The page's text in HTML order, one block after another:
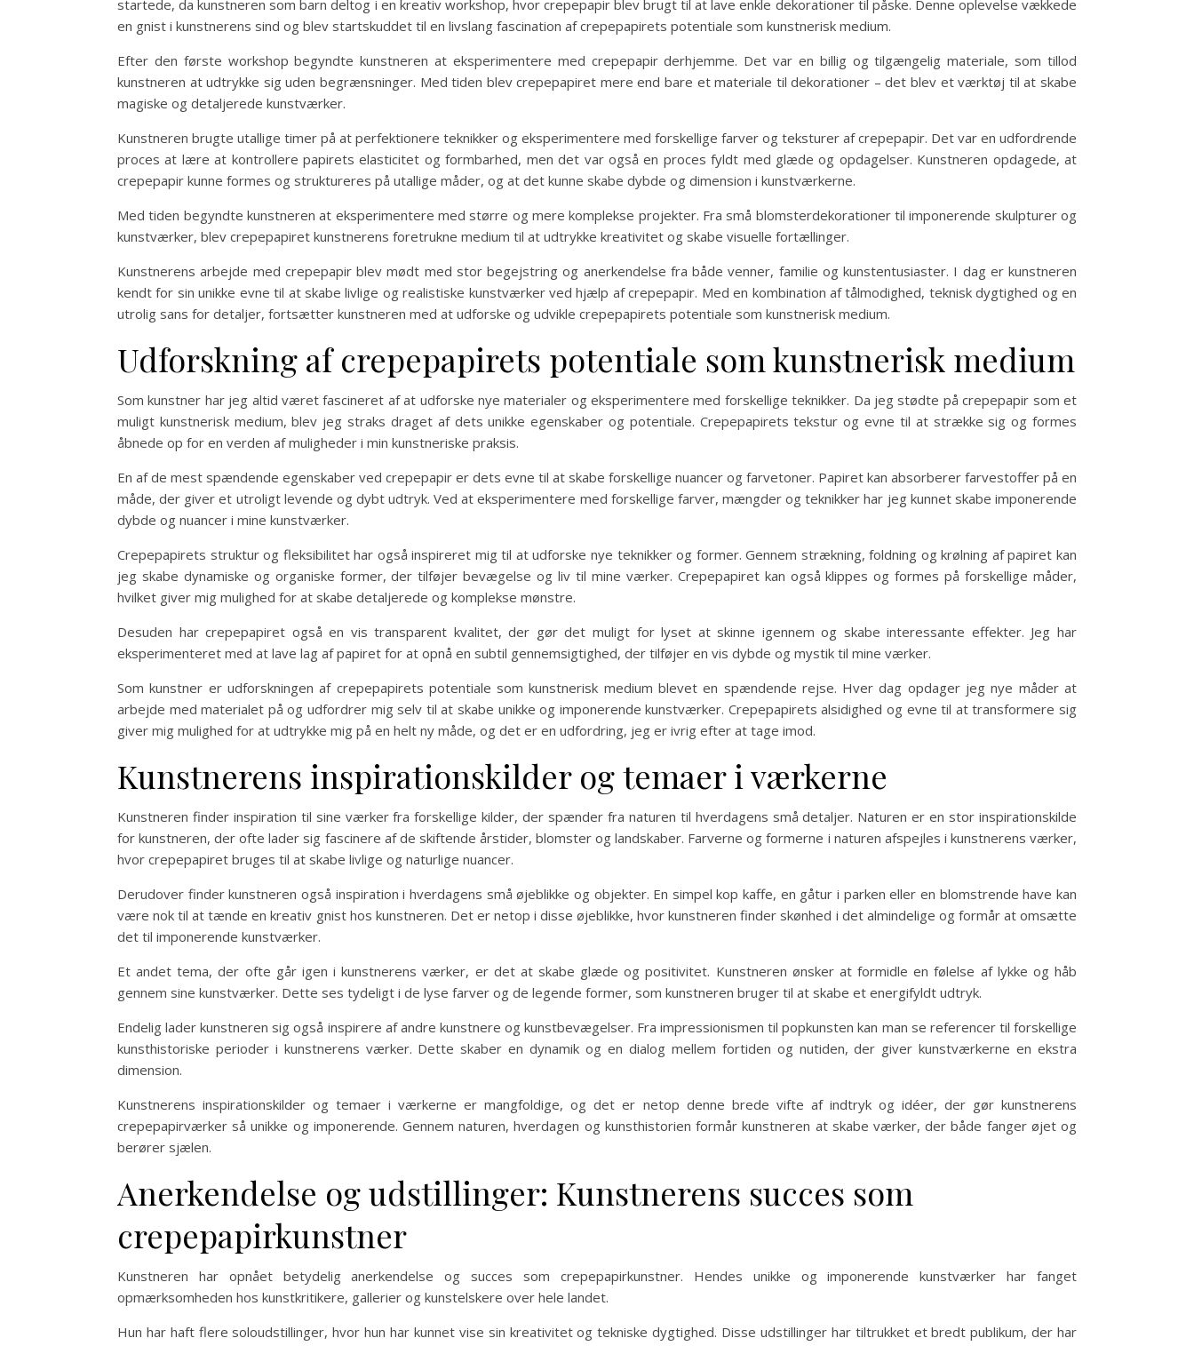
startede, da kunstneren som barn deltog i en kreativ workshop, hvor crepepapir blev brugt til at lave enkle dekorationer til påske. Denne oplevelse vækkede
en gnist i kunstnerens sind og blev startskuddet til en livslang fascination af crepepapirets potentiale som kunstnerisk medium.
Efter den første workshop begyndte kunstneren at eksperimentere med crepepapir derhjemme. Det var en billig og tilgængelig materiale, som tillod
kunstneren at udtrykke sig uden begrænsninger. Med tiden blev crepepapiret mere end bare et materiale til dekorationer – det blev et værktøj til at skabe
magiske og detaljerede kunstværker.
Kunstneren brugte utallige timer på at perfektionere teknikker og eksperimentere med forskellige farver og teksturer af crepepapir. Det var en udfordrende
proces at lære at kontrollere papirets elasticitet og formbarhed, men det var også en proces fyldt med glæde og opdagelser. Kunstneren opdagede, at
crepepapir kunne formes og struktureres på utallige måder, og at det kunne skabe dybde og dimension i kunstværkerne.
Med tiden begyndte kunstneren at eksperimentere med større og mere komplekse projekter. Fra små blomsterdekorationer til imponerende skulpturer og
kunstværker, blev crepepapiret kunstnerens foretrukne medium til at udtrykke kreativitet og skabe visuelle fortællinger.
Kunstnerens arbejde med crepepapir blev mødt med stor begejstring og anerkendelse fra både venner, familie og kunstentusiaster. I dag er kunstneren
kendt for sin unikke evne til at skabe livlige og realistiske kunstværker ved hjælp af crepepapir. Med en kombination af tålmodighed, teknisk dygtighed og en
utrolig sans for detaljer, fortsætter kunstneren med at udforske og udvikle crepepapirets potentiale som kunstnerisk medium.
Udforskning af crepepapirets potentiale som kunstnerisk medium
Som kunstner har jeg altid været fascineret af at udforske nye materialer og eksperimentere med forskellige teknikker. Da jeg stødte på crepepapir som et
muligt kunstnerisk medium, blev jeg straks draget af dets unikke egenskaber og potentiale. Crepepapirets tekstur og evne til at strække sig og formes
åbnede op for en verden af muligheder i min kunstneriske praksis.
En af de mest spændende egenskaber ved crepepapir er dets evne til at skabe forskellige nuancer og farvetoner. Papiret kan absorberer farvestoffer på en
måde, der giver et utroligt levende og dybt udtryk. Ved at eksperimentere med forskellige farver, mængder og teknikker har jeg kunnet skabe imponerende
dybde og nuancer i mine kunstværker.
Crepepapirets struktur og fleksibilitet har også inspireret mig til at udforske nye teknikker og former. Gennem strækning, foldning og krølning af papiret kan
jeg skabe dynamiske og organiske former, der tilføjer bevægelse og liv til mine værker. Crepepapiret kan også klippes og formes på forskellige måder,
hvilket giver mig mulighed for at skabe detaljerede og komplekse mønstre.
Desuden har crepepapiret også en vis transparent kvalitet, der gør det muligt for lyset at skinne igennem og skabe interessante effekter. Jeg har
eksperimenteret med at lave lag af papiret for at opnå en subtil gennemsigtighed, der tilføjer en vis dybde og mystik til mine værker.
Som kunstner er udforskningen af crepepapirets potentiale som kunstnerisk medium blevet en spændende rejse. Hver dag opdager jeg nye måder at
arbejde med materialet på og udfordrer mig selv til at skabe unikke og imponerende kunstværker. Crepepapirets alsidighed og evne til at transformere sig
giver mig mulighed for at udtrykke mig på en helt ny måde, og det er en udfordring, jeg er ivrig efter at tage imod.
Kunstnerens inspirationskilder og temaer i værkerne
Kunstneren finder inspiration til sine værker fra forskellige kilder, der spænder fra naturen til hverdagens små detaljer. Naturen er en stor inspirationskilde
for kunstneren, der ofte lader sig fascinere af de skiftende årstider, blomster og landskaber. Farverne og formerne i naturen afspejles i kunstnerens værker,
hvor crepepapiret bruges til at skabe livlige og naturlige nuancer.
Derudover finder kunstneren også inspiration i hverdagens små øjeblikke og objekter. En simpel kop kaffe, en gåtur i parken eller en blomstrende have kan
være nok til at tænde en kreativ gnist hos kunstneren. Det er netop i disse øjeblikke, hvor kunstneren finder skønhed i det almindelige og formår at omsætte
det til imponerende kunstværker.
Et andet tema, der ofte går igen i kunstnerens værker, er det at skabe glæde og positivitet. Kunstneren ønsker at formidle en følelse af lykke og håb
gennem sine kunstværker. Dette ses tydeligt i de lyse farver og de legende former, som kunstneren bruger til at skabe et energifyldt udtryk.
Endelig lader kunstneren sig også inspirere af andre kunstnere og kunstbevægelser. Fra impressionismen til popkunsten kan man se referencer til forskellige
kunsthistoriske perioder i kunstnerens værker. Dette skaber en dynamik og en dialog mellem fortiden og nutiden, der giver kunstværkerne en ekstra
dimension.
Kunstnerens inspirationskilder og temaer i værkerne er mangfoldige, og det er netop denne brede vifte af indtryk og idéer, der gør kunstnerens
crepepapirværker så unikke og imponerende. Gennem naturen, hverdagen og kunsthistorien formår kunstneren at skabe værker, der både fanger øjet og
berører sjælen.
Anerkendelse og udstillinger: Kunstnerens succes som
crepepapirkunstner
Kunstneren har opnået betydelig anerkendelse og succes som crepepapirkunstner. Hendes unikke og imponerende kunstværker har fanget
opmærksomheden hos kunstkritikere, gallerier og kunstelskere over hele landet.
Hun har haft flere soloudstillinger, hvor hun har kunnet vise sin kreativitet og tekniske dygtighed. Disse udstillinger har tiltrukket et bredt publikum, der har